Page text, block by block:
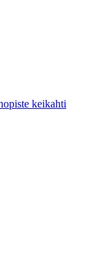
keikahti